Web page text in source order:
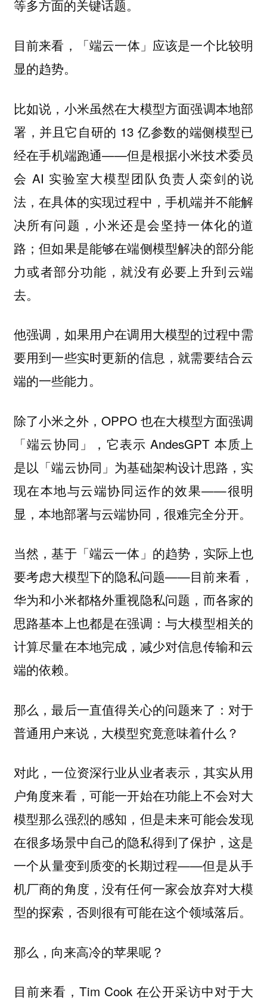
等多方面的关键话题。
目前来看，
「端云一体」应该是一个比较明
显的趋势。
比如说，小米虽然在大模型方面强调本地部
署，并且它自研的 13 亿参数的端侧模型已
经在手机端跑通——但是根据小米技术委员
会 AI 实验室大模型团队负责人栾剑的说
法，在具体的实现过程中，手机端并不能解
决所有问题，小米还是会坚持一体化的道
路；但如果是能够在端侧模型解决的部分能
力或者部分功能，就没有必要上升到云端
去。
他强调，如果用户在调用大模型的过程中需
要用到一些实时更新的信息，就需要结合云
端的一些能力。
除了小米之外，OPPO 也在大模型方面强调
「端云协同」，它表示 AndesGPT 本质上
是以「端云协同」为基础架构设计思路，实
现在本地与云端协同运作的效果——很明
显，本地部署与云端协同，很难完全分开。
当然，基于「端云一体」的趋势，实际上也
要考虑大模型下的隐私问题——目前来看，
华为和小米都格外重视隐私问题，而各家的
思路基本上也都是在强调：与大模型相关的
计算尽量在本地完成，减少对信息传输和云
端的依赖。
那么，最后一直值得关心的问题来了：对于
普通用户来说，大模型究竟意味着什么？
对此，一位资深行业从业者表示，其实从用
户角度来看，可能一开始在功能上不会对大
模型那么强烈的感知，但是未来可能会发现
在很多场景中自己的隐私得到了保护，这是
一个从量变到质变的长期过程——但是从手
机厂商的角度，没有任何一家会放弃对大模
型的探索，否则很有可能在这个领域落后。
那么，向来高冷的苹果呢？
目前来看，Tim Cook 在公开采访中对于大